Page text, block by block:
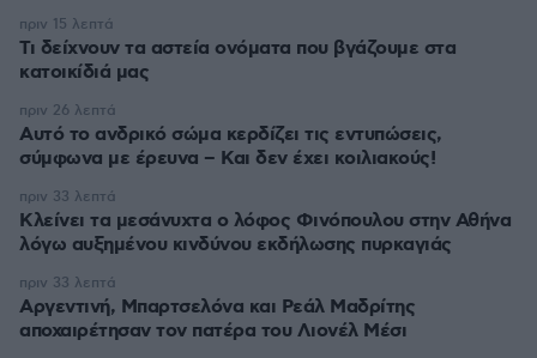
Τι δείχνουν τα αστεία ονόματα που βγάζουμε στα
κατοικίδιά μας
πριν 15 λεπτά
Αυτό το ανδρικό σώμα κερδίζει τις εντυπώσεις,
σύμφωνα με έρευνα – Και δεν έχει κοιλιακούς!
πριν 26 λεπτά
Κλείνει τα μεσάνυχτα ο λόφος Φινόπουλου στην Αθήνα
λόγω αυξημένου κινδύνου εκδήλωσης πυρκαγιάς
πριν 33 λεπτά
Αργεντινή, Μπαρτσελόνα και Ρεάλ Μαδρίτης
αποχαιρέτησαν τον πατέρα του Λιονέλ Μέσι
πριν 33 λεπτά